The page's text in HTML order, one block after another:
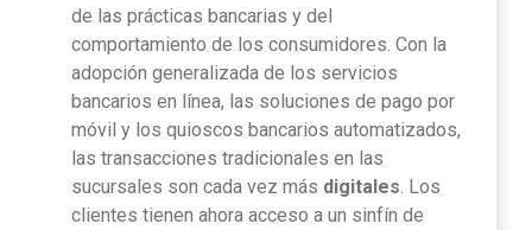
de las prácticas bancarias y del
comportamiento de los consumidores. Con la
adopción generalizada de los servicios
bancarios en línea, las soluciones de pago por
móvil y los quioscos bancarios automatizados,
las transacciones tradicionales en las
sucursales son cada vez más digitales . Los
clientes tienen ahora acceso a un sinfín de